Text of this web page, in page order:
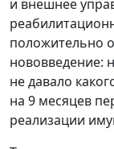
и внешнее
положительно
нововведение:
не давало
на 9 месяцев
реализации